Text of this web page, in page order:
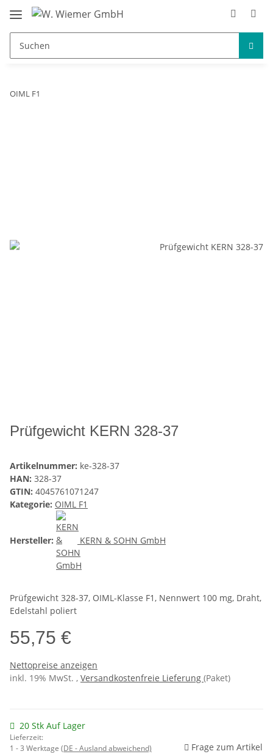
OIML F1
Prüfgewicht KERN 328-37
Artikelnummer: ke-328-37
HAN: 328-37
GTIN: 4045761071247
Kategorie: OIML F1
Hersteller: KERN & SOHN GmbH
Prüfgewicht 328-37, OIML-Klasse F1, Nennwert 100 mg, Draht,
Edelstahl poliert
55,75 €
Nettopreise anzeigen
inkl. 19% MwSt. , Versandkostenfreie Lieferung (Paket)
20 Stk Auf Lager
Lieferzeit:
1 - 3 Werktage (DE - Ausland abweichend) Frage zum Artikel